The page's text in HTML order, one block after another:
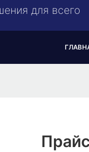
для всего